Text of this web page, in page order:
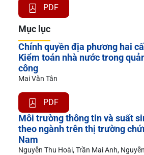
PDF
Mục lục
Chính quyền địa phương hai
Kiểm toán nhà nước trong
công
Mai Văn Tân
PDF
Môi trường thông tin và suất
theo ngành trên thị trường
Nam
Nguyễn Thu Hoài, Trần Mai Anh,